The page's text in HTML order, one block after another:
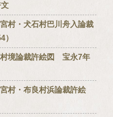
・犬石村巴川舟入論裁
境論裁許絵図 宝永7年
・布良村浜論裁許絵